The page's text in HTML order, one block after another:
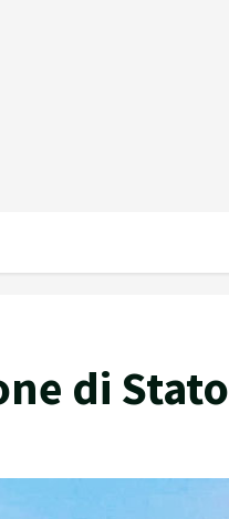
di Stato